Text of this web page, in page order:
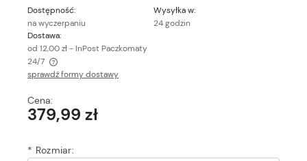
Dostępność:
na wyczerpaniu
Wysyłka w:
24 godzin
Dostawa:
od 12,00 zł- InPost Paczkomaty
24/7
Cena nie zawiera ewentualnych kosztów płatności
sprawdź formy dostawy
Cena:
379,99 zł
* Rozmiar: